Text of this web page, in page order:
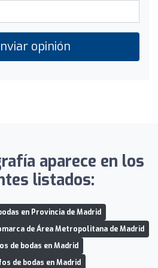
opinión
aparece en los
listados:
en Provincia de Madrid
de Área Metropolitana de Madrid
de bodas en Madrid
de bodas en Madrid